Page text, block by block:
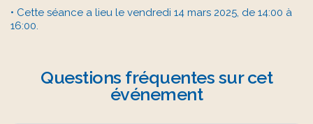
• Cette séance a lieu le vendredi 14 mars 2025, de 14:00 à
16:00.
Questions fréquentes sur cet
événement